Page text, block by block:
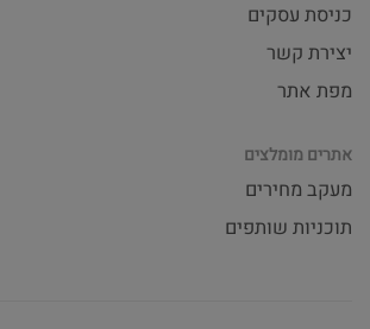
כניסת עסקים
יצירת קשר
מפת אתר
אתרים מומלצים
מעקב מחירים
תוכניות שותפים